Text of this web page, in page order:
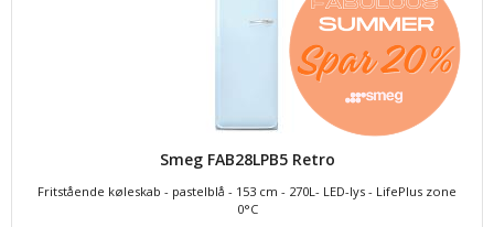
Smeg FAB28LPB5 Retro
Fritstående køleskab - pastelblå - 153 cm - 270L- LED-lys - LifePlus zone
0°C